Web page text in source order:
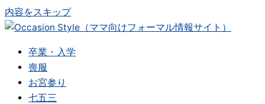
内容をスキップ
卒業・入学
喪服
お宮参り
七五三